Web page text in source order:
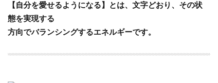
【自分を愛せるようになる】とは、文字どおり、その状
態を実現する
方向でバランシングするエネルギーです。